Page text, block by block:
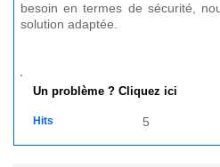
besoin en termes de sécurité,
solution adaptée.
Un problème ? Cliquez ici
Hits 5